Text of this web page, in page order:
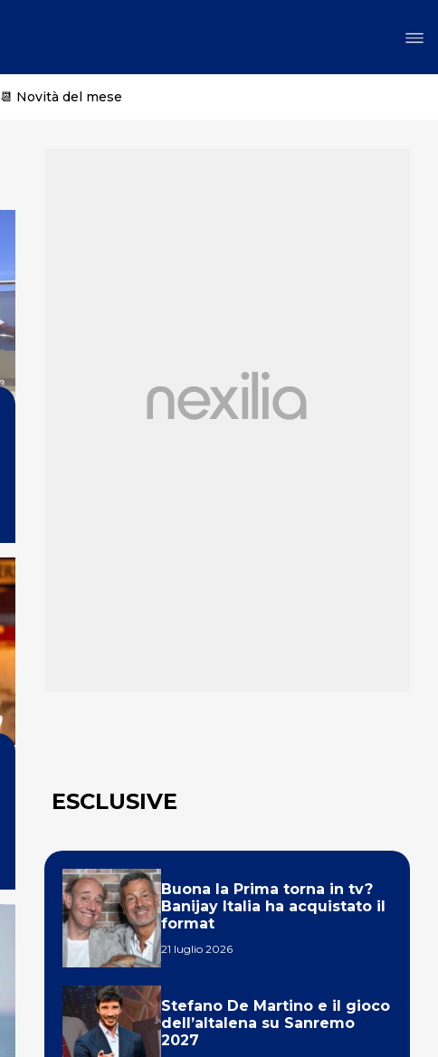
📆 Novità del mese
ESCLUSIVE
Buona la Prima torna in tv?
Banijay Italia ha acquistato il
format
21 luglio 2026
Stefano De Martino e il gioco
dell’altalena su Sanremo
2027